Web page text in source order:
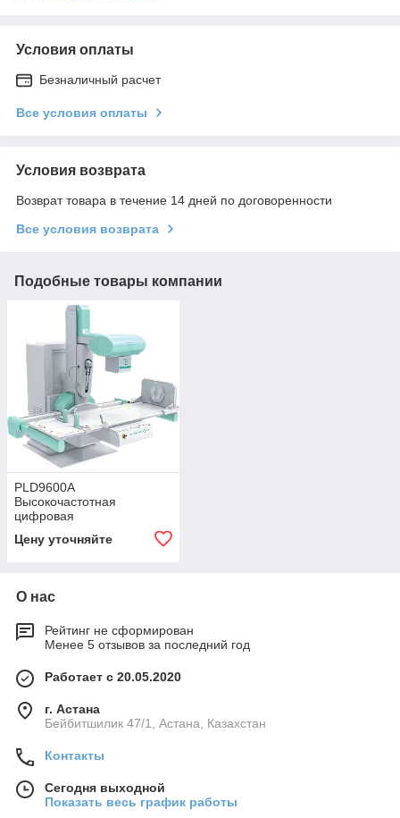
Условия оплаты
Безналичный расчет
Все условия оплаты
Условия возврата
Возврат товара в течение 14 дней по договоренности
Все условия возврата
Подобные товары компании
PLD9600A
Высокочастотная
цифровая
рентгеноскопическая
Цену уточняйте
О нас
Рейтинг не сформирован
Менее 5 отзывов за последний год
Работает с 20.05.2020
г. Астана
Бейбитшилик 47/1, Астана, Казахстан
Контакты
Сегодня выходной
Показать весь график работы